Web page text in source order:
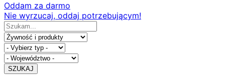
Oddam za darmo
Nie wyrzucaj, oddaj potrzebującym!
SZUKAJ